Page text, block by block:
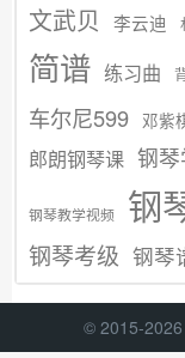
文武贝 李云迪
简谱 练习曲
车尔尼599 邓紫
郎朗钢琴课 钢
钢琴教学视频 钢
钢琴考级 钢琴
© 2015-2026